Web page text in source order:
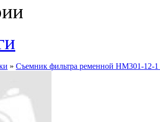
» Съемник фильтра ременной HM301-12-